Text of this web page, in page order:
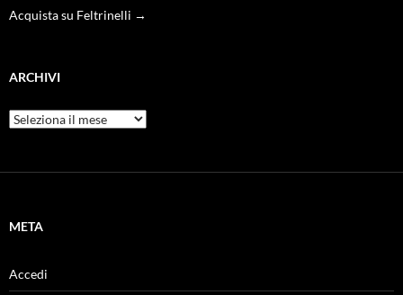
Acquista su Feltrinelli →
ARCHIVI
Archivi
META
Accedi